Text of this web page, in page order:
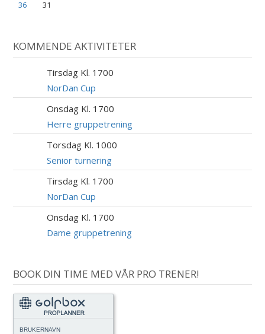
36 31
KOMMENDE AKTIVITETER
Tirsdag Kl. 1700
NorDan Cup
Onsdag Kl. 1700
Herre gruppetrening
Torsdag Kl. 1000
Senior turnering
Tirsdag Kl. 1700
NorDan Cup
Onsdag Kl. 1700
Dame gruppetrening
BOOK DIN TIME MED VÅR PRO TRENER!
BRUKERNAVN